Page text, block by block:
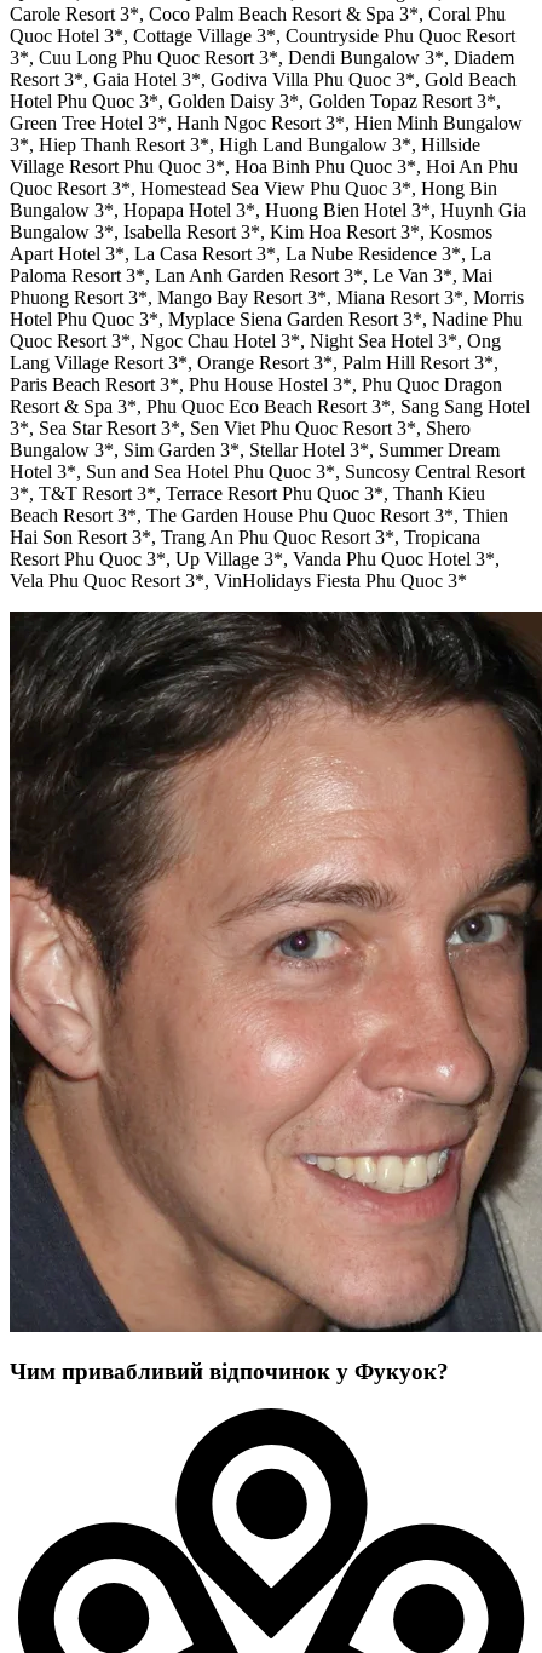
Carole Resort 3*, Coco Palm Beach Resort & Spa 3*, Coral Phu
Quoc Hotel 3*, Cottage Village 3*, Countryside Phu Quoc Resort
3*, Cuu Long Phu Quoc Resort 3*, Dendi Bungalow 3*, Diadem
Resort 3*, Gaia Hotel 3*, Godiva Villa Phu Quoc 3*, Gold Beach
Hotel Phu Quoc 3*, Golden Daisy 3*, Golden Topaz Resort 3*,
Green Tree Hotel 3*, Hanh Ngoc Resort 3*, Hien Minh Bungalow
3*, Hiep Thanh Resort 3*, High Land Bungalow 3*, Hillside
Village Resort Phu Quoc 3*, Hoa Binh Phu Quoc 3*, Hoi An Phu
Quoc Resort 3*, Homestead Sea View Phu Quoc 3*, Hong Bin
Bungalow 3*, Hopapa Hotel 3*, Huong Bien Hotel 3*, Huynh Gia
Bungalow 3*, Isabella Resort 3*, Kim Hoa Resort 3*, Kosmos
Apart Hotel 3*, La Casa Resort 3*, La Nube Residence 3*, La
Paloma Resort 3*, Lan Anh Garden Resort 3*, Le Van 3*, Mai
Phuong Resort 3*, Mango Bay Resort 3*, Miana Resort 3*, Morris
Hotel Phu Quoc 3*, Myplace Siena Garden Resort 3*, Nadine Phu
Quoc Resort 3*, Ngoc Chau Hotel 3*, Night Sea Hotel 3*, Ong
Lang Village Resort 3*, Orange Resort 3*, Palm Hill Resort 3*,
Paris Beach Resort 3*, Phu House Hostel 3*, Phu Quoc Dragon
Resort & Spa 3*, Phu Quoc Eco Beach Resort 3*, Sang Sang Hotel
3*, Sea Star Resort 3*, Sen Viet Phu Quoc Resort 3*, Shero
Bungalow 3*, Sim Garden 3*, Stellar Hotel 3*, Summer Dream
Hotel 3*, Sun and Sea Hotel Phu Quoc 3*, Suncosy Central Resort
3*, T&T Resort 3*, Terrace Resort Phu Quoc 3*, Thanh Kieu
Beach Resort 3*, The Garden House Phu Quoc Resort 3*, Thien
Hai Son Resort 3*, Trang An Phu Quoc Resort 3*, Tropicana
Resort Phu Quoc 3*, Up Village 3*, Vanda Phu Quoc Hotel 3*,
Vela Phu Quoc Resort 3*, VinHolidays Fiesta Phu Quoc 3*
Чим привабливий відпочинок у Фукуок?